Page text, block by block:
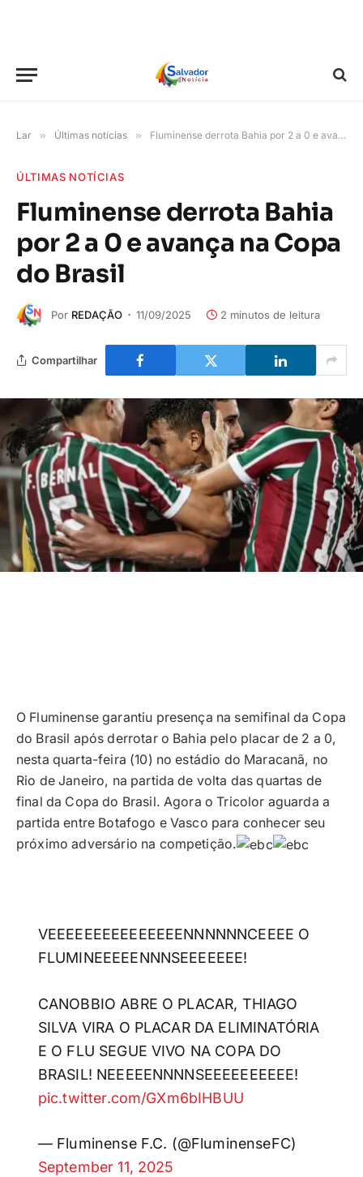
Lar » Últimas notícias » Fluminense derrota Bahia por 2 a 0 e avança na Copa do Brasil
ÚLTIMAS NOTÍCIAS
Fluminense derrota Bahia
por 2 a 0 e avança na Copa
do Brasil
Por REDAÇÃO 11/09/2025 2 minutos de leitura
Compartilhar
O Fluminense garantiu presença na semifinal da Copa
do Brasil após derrotar o Bahia pelo placar de 2 a 0,
nesta quarta-feira (10) no estádio do Maracanã, no
Rio de Janeiro, na partida de volta das quartas de
final da Copa do Brasil. Agora o Tricolor aguarda a
partida entre Botafogo e Vasco para conhecer seu
próximo adversário na competição.
VEEEEEEEEEEEEEEENNNNNNCEEEE O
FLUMINEEEEENNNSEEEEEEE!
CANOBBIO ABRE O PLACAR, THIAGO
SILVA VIRA O PLACAR DA ELIMINATÓRIA
E O FLU SEGUE VIVO NA COPA DO
BRASIL! NEEEEENNNNSEEEEEEEEEE!
pic.twitter.com/GXm6bIHBUU
— Fluminense F.C. (@FluminenseFC)
September 11, 2025